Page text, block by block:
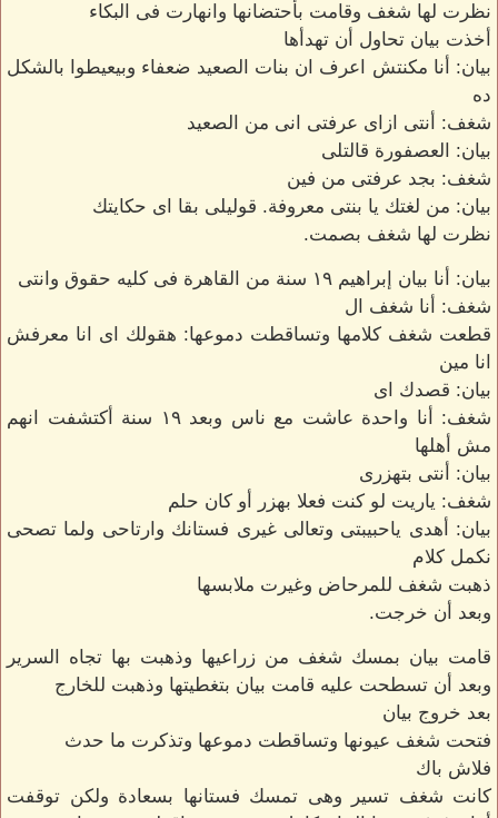
نظرت لها شغف وقامت بأحتضانها وانهارت فى البكاء
أخذت بيان تحاول أن تهدأها
بيان: أنا مكنتش اعرف ان بنات الصعيد ضعفاء وبيعيطوا بالشكل
ده
شغف: أنتى ازاى عرفتى انى من الصعيد
بيان: العصفورة قالتلى
شغف: بجد عرفتى من فين
بيان: من لغتك يا بنتى معروفة. قوليلى بقا اى حكايتك
نظرت لها شغف بصمت.
بيان: أنا بيان إبراهيم ١٩ سنة من القاهرة فى كليه حقوق وانتى
شغف: أنا شغف ال
قطعت شغف كلامها وتساقطت دموعها: هقولك اى انا معرفش
انا مين
بيان: قصدك اى
شغف: أنا واحدة عاشت مع ناس وبعد ١٩ سنة أكتشفت انهم
مش أهلها
بيان: أنتى بتهزرى
شغف: ياريت لو كنت فعلا بهزر أو كان حلم
بيان: أهدى ياحبيبتى وتعالى غيرى فستانك وارتاحى ولما تصحى
نكمل كلام
ذهبت شغف للمرحاض وغيرت ملابسها
وبعد أن خرجت.
قامت بيان بمسك شغف من زراعيها وذهبت بها تجاه السرير
وبعد أن تسطحت عليه قامت بيان بتغطيتها وذهبت للخارج
بعد خروج بيان
فتحت شغف عيونها وتساقطت دموعها وتذكرت ما حدث
فلاش باك
كانت شغف تسير وهى تمسك فستانها بسعادة ولكن توقفت